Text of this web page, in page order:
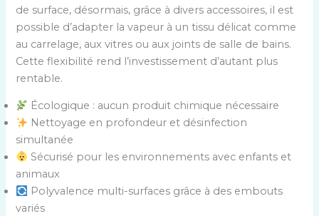
de surface, désormais, grâce à divers accessoires, il est
possible d’adapter la vapeur à un tissu délicat comme
au carrelage, aux vitres ou aux joints de salle de bains.
Cette flexibilité rend l’investissement d’autant plus
rentable.
Écologique : aucun produit chimique nécessaire
Nettoyage en profondeur et désinfection
simultanée
Sécurisé pour les environnements avec enfants et
animaux
Polyvalence multi-surfaces grâce à des embouts
variés